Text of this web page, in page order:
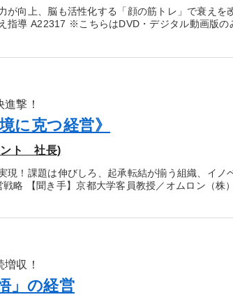
向上、脳も活性化する「顔の筋トレ」で衰えを
指導 A22317 ※こちらはDVD・デジタル動画版の
撃！
に克つ経営》
ント 社長)
現！課題は伸びしろ、起承転結が揃う組織、イノ
略 【聞き手】京都大学客員教授／オムロン（
収！
」の経営